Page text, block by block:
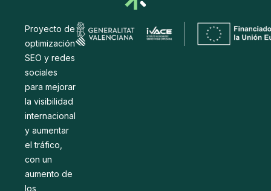
Proyecto de
optimización
SEO y redes
sociales
para mejorar
la visibilidad
internacional
y aumentar
el tráfico,
con un
aumento de
los